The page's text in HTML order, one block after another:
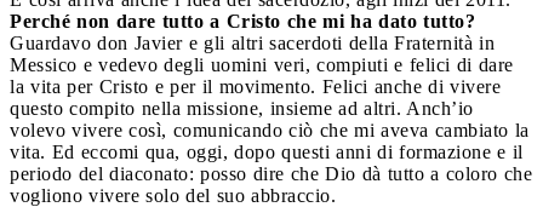
Perché non dare tutto a Cristo che mi ha dato tutto?
Guardavo don Javier e gli altri sacerdoti della Fraternità in
Messico e vedevo degli uomini veri, compiuti e felici di dare
la vita per Cristo e per il movimento. Felici anche di vivere
questo compito nella missione, insieme ad altri. Anch’io
volevo vivere così, comunicando ciò che mi aveva cambiato la
vita. Ed eccomi qua, oggi, dopo questi anni di formazione e il
periodo del diaconato: posso dire che Dio dà tutto a coloro che
vogliono vivere solo del suo abbraccio.